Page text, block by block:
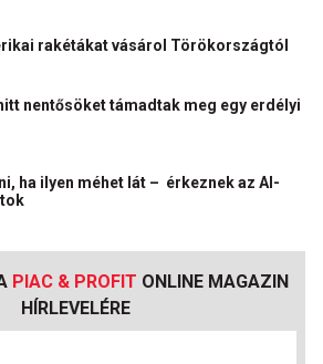
rakétákat vásárol Törökországtól
nentősöket támadtak meg egy erdélyi
ha ilyen méhet lát – érkeznek az AI-
PIAC & PROFIT ONLINE MAGAZIN
HÍRLEVELÉRE